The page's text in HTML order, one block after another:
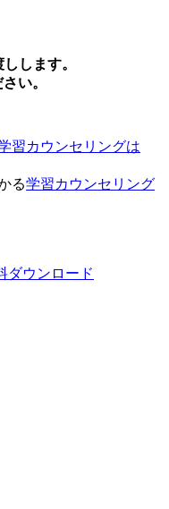
します。
い。
習カウンセリングは
る学習カウンセリング